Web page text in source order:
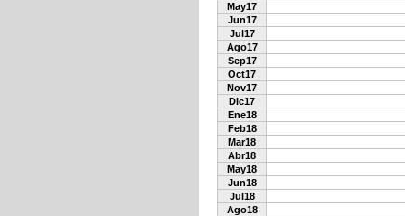
May17
Jun17
Jul17
Ago17
Sep17
Oct17
Nov17
Dic17
Ene18
Feb18
Mar18
Abr18
May18
Jun18
Jul18
Ago18